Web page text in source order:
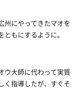
州にやってきたマオを
もにするように。
ウ大師に代わって実質
く指導したが、すぐそ